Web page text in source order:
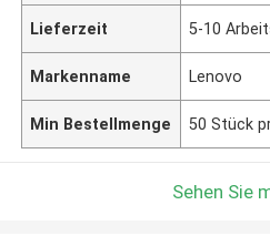
Lieferzeit 5-10
Markenname Lenovo
Min Bestellmenge 50 Stück
Sehen Sie